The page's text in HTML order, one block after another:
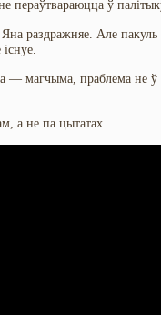
пераўтвараюцца ў
раздражняе. Але
— магчыма, праблема
а не па цытатах.